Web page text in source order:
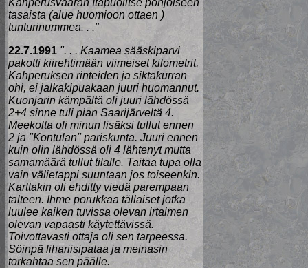
Kahperusvaaran Itäpuolitse pohjoiseen
tasaista (alue huomioon ottaen )
tunturinummea. . ."
22.7.1991 ". . . Kaamea sääskiparvi
pakotti kiirehtimään viimeiset kilometrit,
Kahperuksen rinteiden ja siktakurran
ohi, ei jalkakipuakaan juuri huomannut.
Kuonjarin kämpältä oli juuri lähdössä
2+4 sinne tuli pian Saarijärveltä 4.
Meekolta oli minun lisäksi tullut ennen
2 ja "Kontulan" pariskunta. Juuri ennen
kuin olin lähdössä oli 4 lähtenyt mutta
samamäärä tullut tilalle. Taitaa tupa olla
vain välietappi suuntaan jos toiseenkin.
Karttakin oli ehditty viedä parempaan
talteen. Ihme porukkaa tällaiset jotka
luulee kaiken tuvissa olevan irtaimen
olevan vapaasti käytettävissä.
Toivottavasti ottaja oli sen tarpeessa.
Söinpä lihariisipataa ja meinasin
torkahtaa sen päälle.